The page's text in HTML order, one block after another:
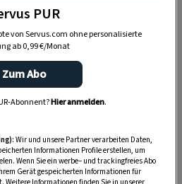
und -eier. So helfen
zu schützen
zu
Material:Sie
eine wichtige Rolle im
PUR
von Servus.com ohne personalisierte
ab 0,99 €/Monat
Zum Abo
Abonnent?Hier anmelden.
Wir und unsere Partner verarbeiten Daten,
Informationen Profile erstellen, um
Wenn Sie ein werbe– und trackingfreies Abo
Gerät gespeicherten Informationen für